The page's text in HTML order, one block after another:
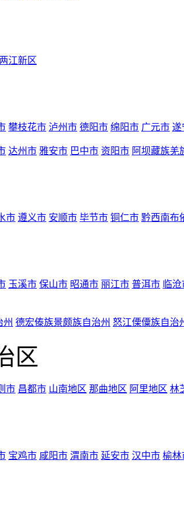
两江新区
攀枝花市 泸州市 德阳市 绵阳市 广元市 遂
达州市 雅安市 巴中市 资阳市 阿坝藏族羌
市 遵义市 安顺市 毕节市 铜仁市 黔西南布
玉溪市 保山市 昭通市 丽江市 普洱市 临
州 德宏傣族景颇族自治州 怒江傈僳族自治
区
市 昌都市 山南地区 那曲地区 阿里地区 林
宝鸡市 咸阳市 渭南市 延安市 汉中市 榆林